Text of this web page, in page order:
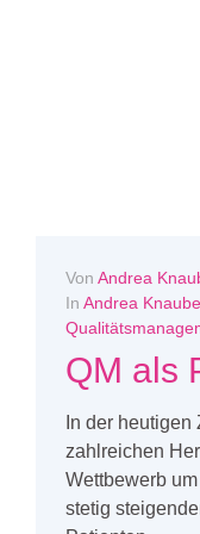
Von Andrea
In Andrea
QM als
In der
zahlreichen
Wettbewerb
stetig